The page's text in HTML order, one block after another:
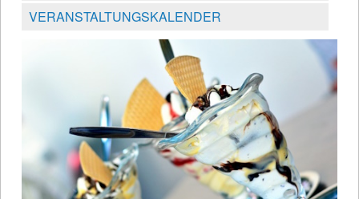
VERANSTALTUNGSKALENDER